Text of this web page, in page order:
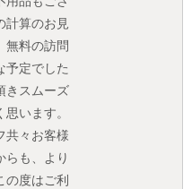
計算のお見
無料の訪問
予定でした
きスムーズ
います。
共々お客様
らも、より
の度はご利